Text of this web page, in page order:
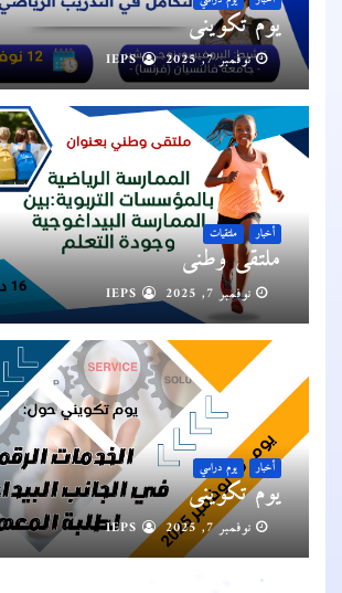
يوم تكويني
نوفمبر 7, 2025 IEPS
أخبار ملتقيات
ملتقى وطني
نوفمبر 7, 2025
أخبار يوم دراسي
يوم تكويني
نوفمبر 7, 2025